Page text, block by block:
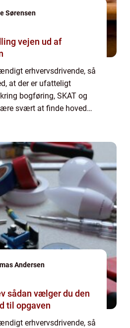
Sørensen
ud af
erhvervsdrivende, så
at der er ufatteligt
bogføring, SKAT og
svært at finde hoved
Andersen
til opgaven
erhvervsdrivende, så